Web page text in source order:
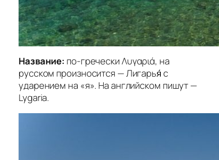
Название: по-гречески Λυγαριά, на
русском произносится — Лигарья́ с
ударением на «я». На английском пишут —
Lygaria.